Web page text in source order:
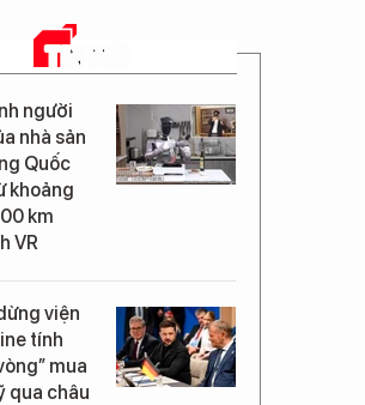
TIN MỚI
người
nhà sản
Quốc
khoảng
km
VR
viện
tính
mua
qua châu